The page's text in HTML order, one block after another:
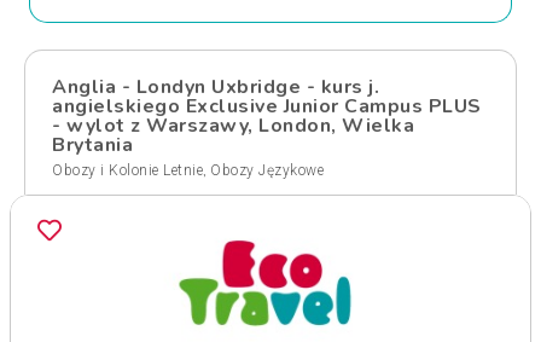
Anglia - Londyn Uxbridge - kurs j.
angielskiego Exclusive Junior Campus PLUS
- wylot z Warszawy, London, Wielka
Brytania
Obozy i Kolonie Letnie, Obozy Językowe